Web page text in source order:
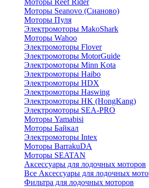
Моторы Reef Rider
Моторы Seanovo (Сианово)
Моторы Пуля
Электромоторы MakoShark
Моторы Wahoo
Электромоторы Flover
Электромоторы MotorGuide
Электромоторы Minn Kota
Электромоторы Haibo
Электромоторы HDX
Электромоторы Haswing
Электромоторы HK (HongKang)
Электромоторы SEA-PRO
Моторы Yamabisi
Моторы Байкал
Электромоторы Intex
Моторы BarrakuDA
Моторы SEATAN
Аксессуары для лодочных моторов
Все Аксессуары для лодочных
Фильтра для лодочных моторов